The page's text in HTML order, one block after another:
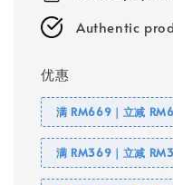
Authentic
优惠
满 RM669｜立减
满 RM369｜立减